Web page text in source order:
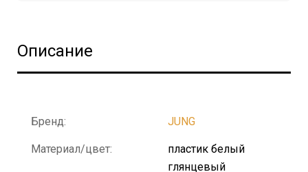
Описание
Бренд: JUNG
Материал/цвет:
пластик белый
глянцевый